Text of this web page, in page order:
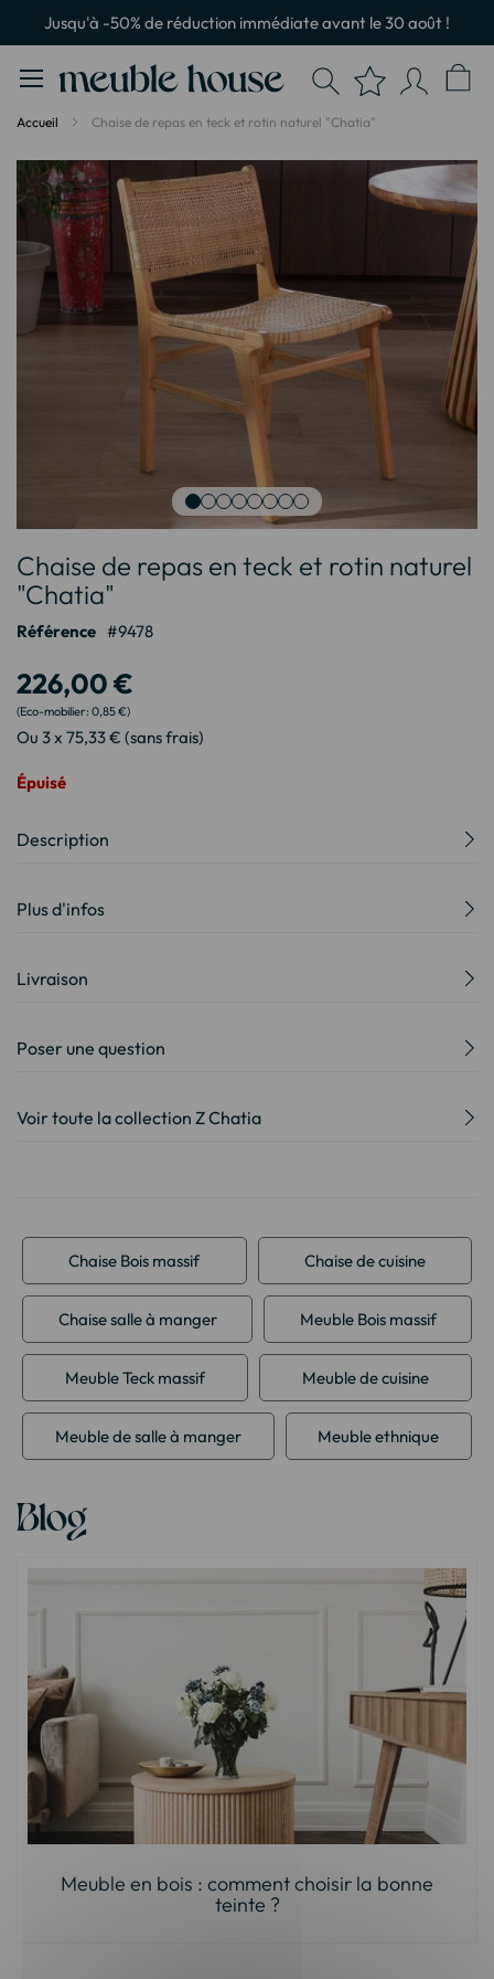
Jusqu'à -50% de réduction immédiate avant le 30 août !
Accueil Chaise de repas en teck et rotin naturel "Chatia"
Passer
à
fin
galerie
d’images
au
début
de
la
d’images
Chaise de repas en teck et rotin naturel
"Chatia"
Référence 9478
226,00 €
0,85 €
Ou 3 x 75,33 € (sans frais)
Épuisé
Description
Plus d'infos
Livraison
Poser une question
Voir toute la collection Z Chatia
Chaise Bois massif Chaise de cuisine
Chaise salle à manger Meuble Bois massif
Meuble Teck massif Meuble de cuisine
Meuble de salle à manger Meuble ethnique
Blog
Meuble en bois : comment choisir la bonne
teinte ?
Panneau de gestion des cookies